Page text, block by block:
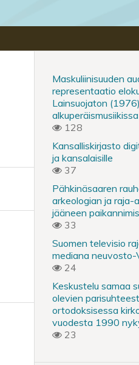
Maskuliinisuuden
representaatio
Lainsuojaton (1976)
alkuperäismusiikissa
128
Kansalliskirjasto
ja kansalaisille
37
Pähkinäsaaren
arkeologian ja raja-
jääneen
33
Suomen televisio
mediana neuvosto-
24
Keskustelu samaa
olevien
ortodoksisessa
vuodesta 1990
23